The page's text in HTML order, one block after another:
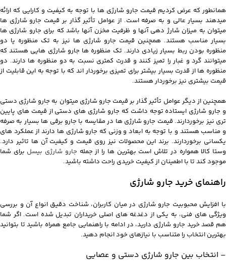
همانطور که عرض کردیم قیمت جارو شارژی ها با توجه به کیفیت و کارایی که ارائه
میدهند بسیار عالی و به صرفه است. از عوامل تأثیر گذار بر قیمت جارو شارژی ها
میتوان به میزان شارژ دهی آنها و ظرفیت مخزن آنها باشد که برای جارو شارژی ها
بسیار مناسب هستند. همچنین قیمت جارو شارژی ها نیز به تک منظوره یا دو
منظوره بودن ربط بسیار زیادی دارند. تک منظوره ها جارو شارژی هایی هستند که
میتوانند گرد و غبار را تمیز کنند و قدرت کمتری نسبت به دو منظوره ها دارند. دو
منظوره ها از قدرت بسیار بیشتر برای تمیزی برخوردار اند که با توجه به این قابلیت از
قیمت بیشتری نیز برخوردار هستند.
همچنین از دیگر عوامل تأثیر گذار بر قیمت جارو شارژی میتوان به جارو شارژی دستی
و جارو شارژی ایستاده توجه داشت که جارو شارژی های دستی از قیمت های پایین
تری نیز برخوردارند. قیمت جارو شارژی ها در مقایسه با جارو برقی ها بسیار به صرفه
و مناسب هستند و با توجه به ابعاد و وزنی که جارو شارژی ها دارند از عملکرد های
یکسانی برخوردارند. برند این محصولات نیز روی قیمت و کیفیت آن ها تاثیر دارد.
وستا کالا همواره در تلاش است بهترین ها را از جمله جارو شارژی بیسل برای شما
موجود کند تا با اطمینان از کیفیت خریدی راحت داشته باشید.
راهنمای خرید جارو شارژی
با افزایش محبوبیت جارو شارژی در میان کاربران، شناخت دقیق انواع آن و بررسی
ویژگی‌ های فنی، به یکی از دغدغه‌ های اصلی خریداران تبدیل شده است. اگر شما
هم قصد خرید جارو شارژی دارید، در ادامه با راهنمایی جامع همراه باشید تا بتوانید
بهترین انتخاب را متناسب با نیازهای خود انجام دهید.
– انتخاب بین جارو شارژی دستی و عصایی